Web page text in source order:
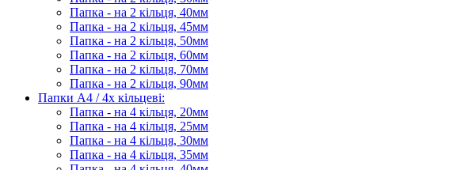
Папка - на 2 кільця, 40мм
Папка - на 2 кільця, 45мм
Папка - на 2 кільця, 50мм
Папка - на 2 кільця, 60мм
Папка - на 2 кільця, 70мм
Папка - на 2 кільця, 90мм
Папки А4 / 4х кільцеві:
Папка - на 4 кільця, 20мм
Папка - на 4 кільця, 25мм
Папка - на 4 кільця, 30мм
Папка - на 4 кільця, 35мм